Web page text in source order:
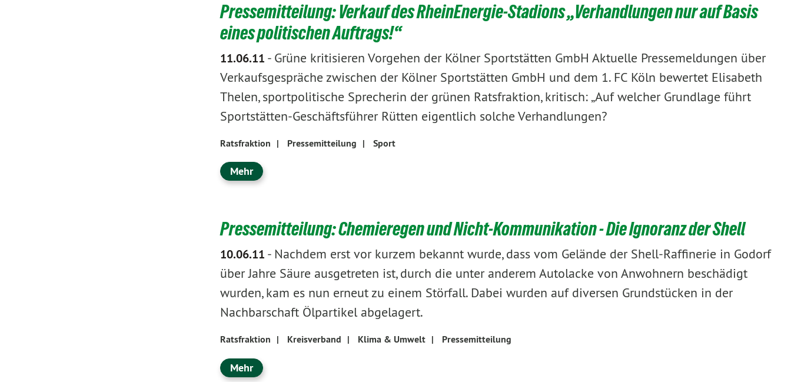
Pressemitteilung: Verkauf des RheinEnergie-Stadions „Verhandlungen nur auf Basis
eines politischen Auftrags!“
11.06.11 - Grüne kritisieren Vorgehen der Kölner Sportstätten GmbH Aktuelle Pressemeldungen über
Verkaufsgespräche zwischen der Kölner Sportstätten GmbH und dem 1. FC Köln bewertet Elisabeth
Thelen, sportpolitische Sprecherin der grünen Ratsfraktion, kritisch: „Auf welcher Grundlage führt
Sportstätten-Geschäftsführer Rütten eigentlich solche Verhandlungen?
Ratsfraktion | Pressemitteilung | Sport
Mehr
Pressemitteilung: Chemieregen und Nicht-Kommunikation - Die Ignoranz der Shell
10.06.11 - Nachdem erst vor kurzem bekannt wurde, dass vom Gelände der Shell-Raffinerie in Godorf
über Jahre Säure ausgetreten ist, durch die unter anderem Autolacke von Anwohnern beschädigt
wurden, kam es nun erneut zu einem Störfall. Dabei wurden auf diversen Grundstücken in der
Nachbarschaft Ölpartikel abgelagert.
Ratsfraktion | Kreisverband | Klima & Umwelt | Pressemitteilung
Mehr